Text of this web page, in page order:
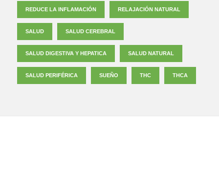
REDUCE LA INFLAMACIÓN RELAJACIÓN NATURAL
SALUD SALUD CEREBRAL
SALUD DIGESTIVA Y HEPATICA SALUD NATURAL
SALUD PERIFÉRICA SUEÑO THC THCA